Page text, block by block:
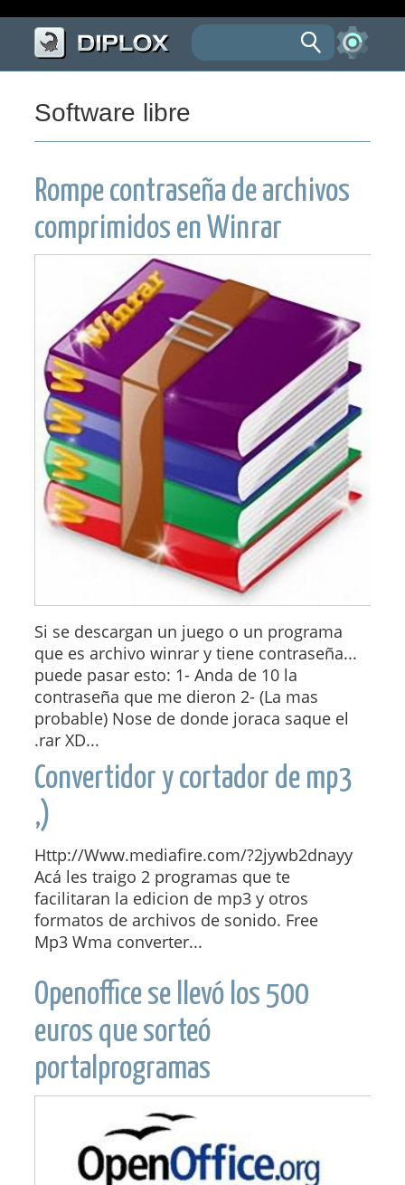
Software libre
Rompe contraseña de archivos
comprimidos en Winrar
Si se descargan un juego o un programa
que es archivo winrar y tiene contraseña...
puede pasar esto: 1- Anda de 10 la
contraseña que me dieron 2- (La mas
probable) Nose de donde joraca saque el
.rar XD...
Convertidor y cortador de mp3
,)
Http://Www.mediafire.com/?2jywb2dnayy
Acá les traigo 2 programas que te
facilitaran la edicion de mp3 y otros
formatos de archivos de sonido. Free
Mp3 Wma converter...
Openoffice se llevó los 500
euros que sorteó
portalprogramas